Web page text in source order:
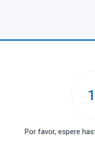
Por favor, espere